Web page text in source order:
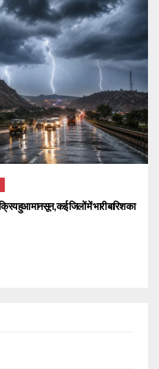
हुआ मानसून, कई जिलों में भारी बारिश का